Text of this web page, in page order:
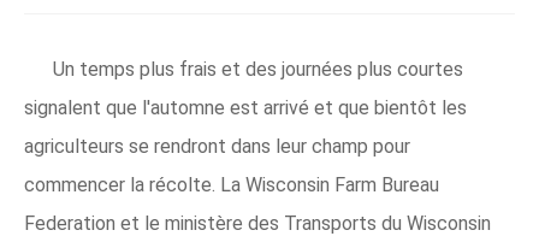
Un temps plus frais et des journées plus courtes
signalent que l'automne est arrivé et que bientôt les
agriculteurs se rendront dans leur champ pour
commencer la récolte. La Wisconsin Farm Bureau
Federation et le ministère des Transports du Wisconsin